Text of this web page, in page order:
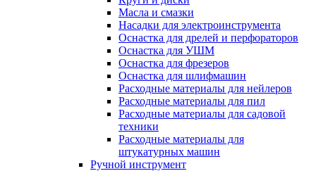
Масла и смазки
Насадки для электроинструмента
Оснастка для дрелей и перфораторов
Оснастка для УШМ
Оснастка для фрезеров
Оснастка для шлифмашин
Расходные материалы для нейлеров
Расходные материалы для пил
Расходные материалы для садовой
техники
Расходные материалы для
штукатурных машин
Ручной инструмент